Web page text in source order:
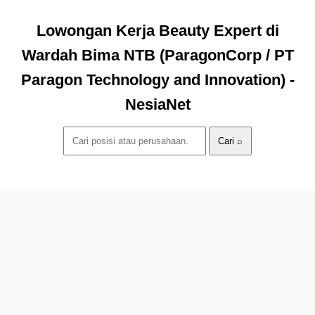
Lowongan Kerja Beauty Expert di
Wardah Bima NTB (ParagonCorp / PT
Paragon Technology and Innovation) -
NesiaNet
Cari ⌕